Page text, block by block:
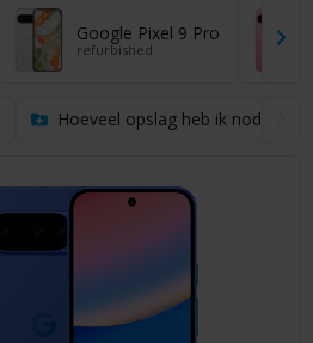
Google Pixel 9 Pro
refurbished
Hoeveel opslag heb ik nodig?